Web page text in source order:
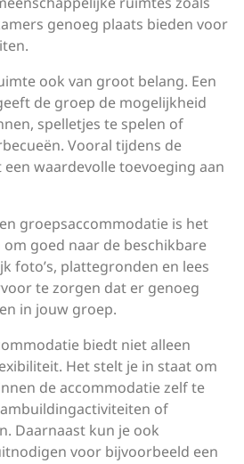
genoeg plaats bieden voor
ook van groot belang. Een
de groep de mogelijkheid
spelletjes te spelen of
Vooral tijdens de
waardevolle toevoeging aan
groepsaccommodatie is het
goed naar de beschikbare
foto’s, plattegronden en lees
te zorgen dat er genoeg
in jouw groep.
biedt niet alleen
Het stelt je in staat om
de accommodatie zelf te
of
Daarnaast kun je ook
voor bijvoorbeeld een